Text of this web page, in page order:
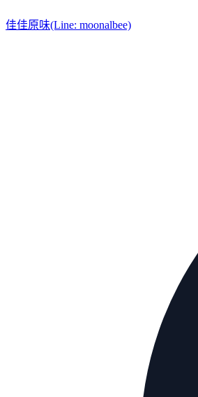
佳佳原味(Line: moonalbee)